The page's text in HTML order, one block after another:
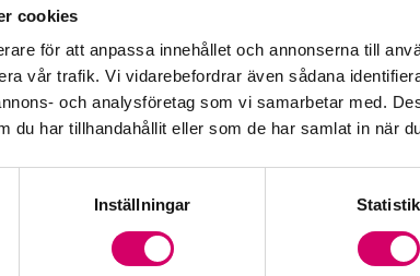
cookies
för att anpassa innehållet och annonserna till
vår trafik. Vi vidarebefordrar även sådana
och analysföretag som vi samarbetar med.
du har tillhandahållit eller som de har samlat in när
Inställningar Statistik